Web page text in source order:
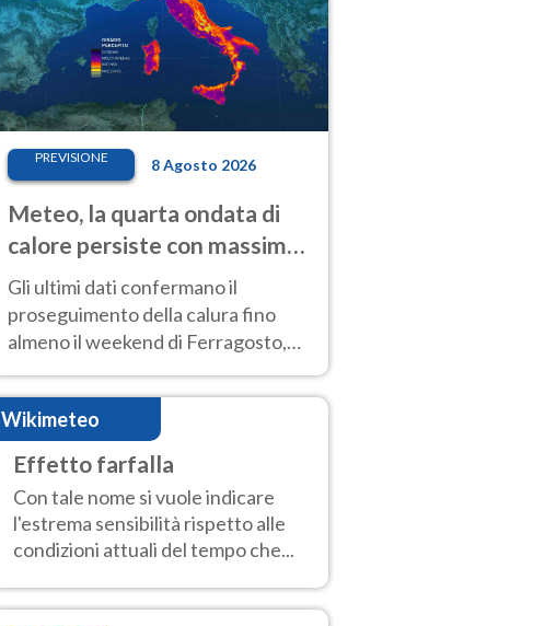
PREVISIONE 8 Agosto 2026
Meteo, la quarta ondata di
calore persiste con massime
sempre molto elevate
Gli ultimi dati confermano il
proseguimento della calura fino
almeno il weekend di Ferragosto,
con tendenza a una nuova
intensificazione prossima
settimana
Wikimeteo
Effetto farfalla
Con tale nome si vuole indicare
l'estrema sensibilità rispetto alle
condizioni attuali del tempo che...